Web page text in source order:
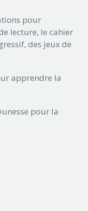
pour
lecture, le cahier
des jeux de